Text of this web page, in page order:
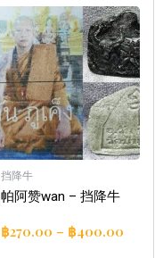
挡降牛
帕阿赞wan – 挡降牛
฿270.00 – ฿400.00